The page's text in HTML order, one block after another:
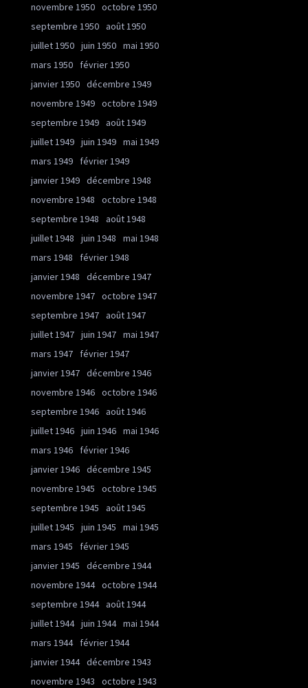
novembre 1950 octobre 1950
septembre 1950 août 1950
juillet 1950 juin 1950 mai 1950
mars 1950
février 1950
janvier 1950 décembre 1949
novembre 1949 octobre 1949
septembre 1949 août 1949
juillet 1949 juin 1949 mai 1949
mars 1949
février 1949
janvier 1949 décembre 1948
novembre 1948
octobre 1948
septembre 1948
août 1948
juillet 1948
juin 1948
mai 1948
mars 1948
février 1948
janvier 1948
décembre 1947
novembre 1947 octobre 1947
septembre 1947 août 1947
juillet 1947 juin 1947 mai 1947
mars 1947
février 1947
janvier 1947 décembre 1946
novembre 1946 octobre 1946
septembre 1946 août 1946
juillet 1946 juin 1946 mai 1946
mars 1946
février 1946
janvier 1946 décembre 1945
novembre 1945
octobre 1945
septembre 1945
août 1945
juillet 1945
juin 1945
mai 1945
mars 1945
février 1945
janvier 1945
décembre 1944
novembre 1944 octobre 1944
septembre 1944 août 1944
juillet 1944 juin 1944 mai 1944
mars 1944
février 1944
janvier 1944 décembre 1943
novembre 1943
octobre 1943